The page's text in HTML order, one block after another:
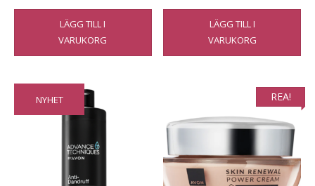
ursprungliga
priset
var:
nuvarande
LÄGG TILL I
VARUKORG
LÄGG TILL I
VARUKORG
NYHET REA!